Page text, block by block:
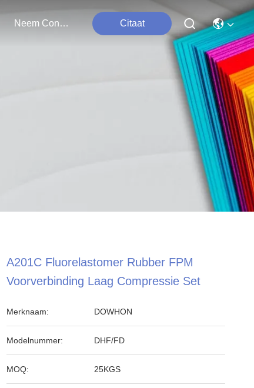
Neem Contact Met Ons Op Citaat
A201C Fluorelastomer Rubber FPM
Voorverbinding Laag Compressie Set
Merknaam: DOWHON
Modelnummer: DHF/FD
MOQ: 25KGS